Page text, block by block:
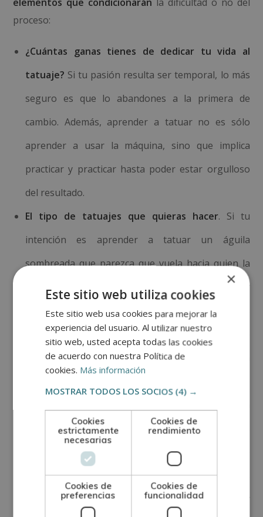
proceso:
¿Cuántas ganas tienes de dedicar tu vida al
tatuaje? Si tu pasión resulta ser temporal, lo más
seguro es que lo abandones a la primera de
cambio. Además, aprender a tatuar no es sólo
aprender a usar la máquina, sino que implica
practicar y practicar hasta poder estar orgulloso
del resultado.
El tipo de tatuajes que quieras hacer. Si tu
intención es aprender a tatuar un águila
sombreada que parezca que vuela hacia quien la
mira… El recorrido va a ser muy, pero que muy
largo. Eso no significa que sea imposible: si tienes
las ganas y la voluntad, solo tienes que ponerte
manos a la obra. ¡Tener un objetivo enciende la
habilidad. Hay algunos que nacen casi aprendidos
y parece que apenas necesitan esforzarse (¡qué
rabia!), pero otros tienen que dedicarle más
tiempo. Aunque al principio puedas desanimarte y
×
Este sitio web utiliza cookies
Este sitio web usa cookies para mejorar la
experiencia del usuario. Al utilizar nuestro
sitio web, usted acepta todas las cookies
de acuerdo con nuestra Política de
cookies. Más información
MOSTRAR TODOS LOS SOCIOS (4) →
Cookies
estrictamente
necesarias
Cookies de
rendimiento
Cookies de
preferencias
Cookies de
funcionalidad